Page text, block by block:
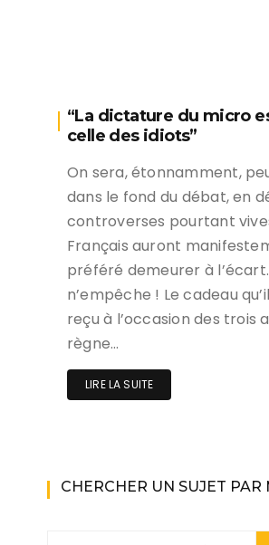
“La dictature du micro
celle des idiots”
On sera, étonnamment,
dans le fond du débat, en
controverses pourtant
Français auront
préféré demeurer à
n’empêche ! Le cadeau
reçu à l’occasion des trois
règne…
LIRE LA SUITE
CHERCHER UN SUJET PAR